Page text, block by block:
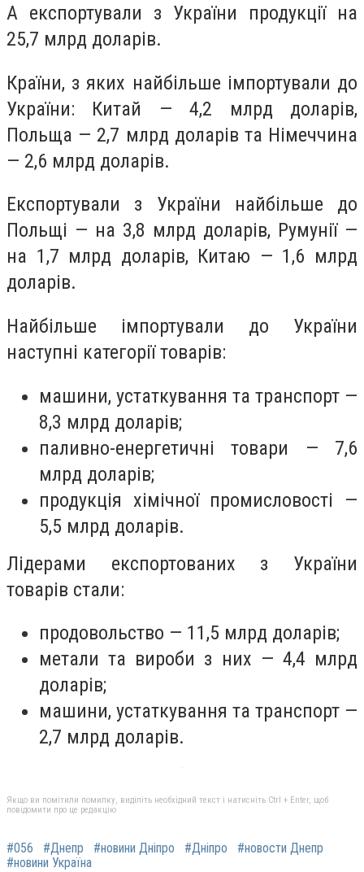
А експортували з України продукції на
25,7 млрд доларів.
Країни, з яких найбільше імпортували до
України: Китай — 4,2 млрд доларів,
Польща — 2,7 млрд доларів та Німеччина
— 2,6 млрд доларів.
Експортували з України найбільше до
Польщі — на 3,8 млрд доларів, Румунії —
на 1,7 млрд доларів, Китаю — 1,6 млрд
доларів.
Найбільше імпортували до України
наступні категорії товарів:
машини, устаткування та транспорт —
8,3 млрд доларів;
паливно-енергетичні товари — 7,6
млрд доларів;
продукція хімічної промисловості —
5,5 млрд доларів.
Лідерами експортованих з України
товарів стали:
продовольство — 11,5 млрд доларів;
метали та вироби з них — 4,4 млрд
доларів;
машини, устаткування та транспорт —
2,7 млрд доларів.
Якщо ви помітили помилку, виділіть необхідний текст і натисніть Ctrl + Enter, щоб
повідомити про це редакцію
#056 #Днепр #новини Дніпро #Дніпро
#новости Днепр
#новини Україна